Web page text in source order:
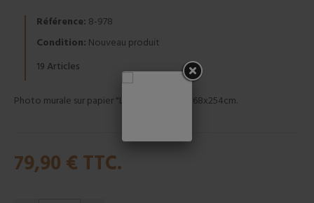
Référence: 8-978
Condition: Nouveau produit
19 Articles
Photo murale sur papier "LUMBERCHECK" 368x254cm.
79,90 € TTC.